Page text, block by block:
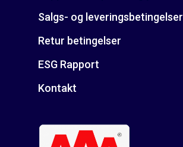
Salgs- og leveringsbetingelser
Retur betingelser
ESG Rapport
Kontakt